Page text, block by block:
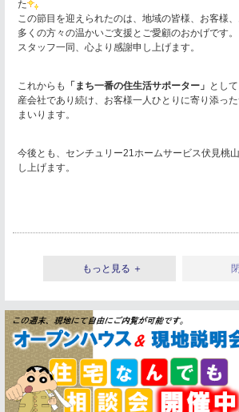
た
この節目を迎えられたのは、地域の皆様、お客様、
多くの方々の温かいご支援とご愛顧のおかげです。
スタッフ一同、心より感謝申し上げます。
これからも 「まち一番の住生活サポーター」 とし
産会社であり続け、お客様一人ひとりに寄り添っ
まいります。
今後とも、センチュリー21ホームサービス伏見桃
し上げます。
もっと見る ＋